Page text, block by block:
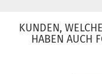
KUNDEN,
HABEN AUCH